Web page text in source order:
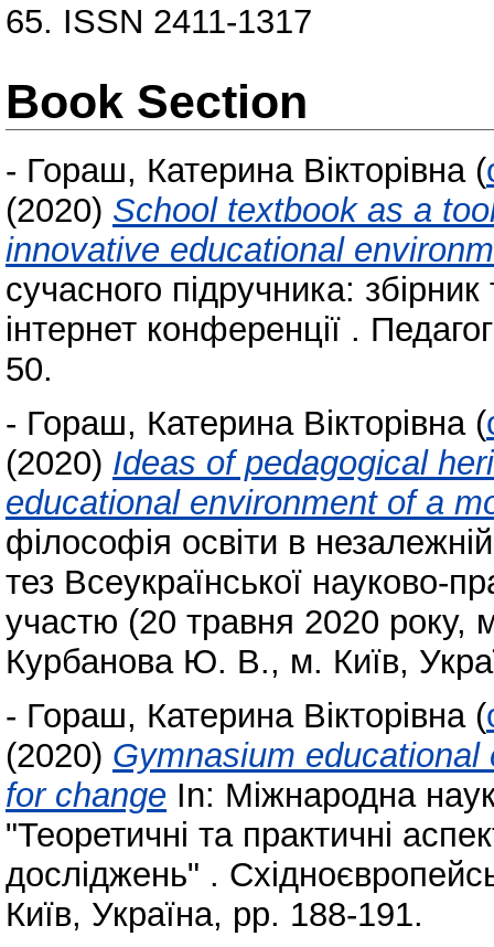
65. ISSN 2411-1317
Book Section
- Гораш, Катерина Вікторівна (
(2020) School textbook as a
innovative educational
сучасного підручника:
інтернет конференції .
50.
- Гораш, Катерина Вікторівна (
(2020) Ideas of pedagogical
educational environment of a
філософія освіти в незалежній
тез Всеукраїнської науково-
участю (20 травня 2020
Курбанова Ю. В., м. Київ,
- Гораш, Катерина Вікторівна (
(2020) Gymnasium
for change In: Міжнародна
"Теоретичні та практичні
досліджень" .
Київ, Україна, pp. 188-191.